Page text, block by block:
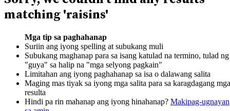
matching 'raisins'
Mga tip sa paghahanap
Suriin ang iyong spelling at subukang muli
Subukang maghanap para sa isang katulad na termino, tulad ng
"guya" sa halip na "mga selyong pagkain"
Limitahan ang iyong paghahanap sa isa o dalawang salita
Maging mas tiyak sa iyong mga salita para sa karagdagang mga
resulta
Hindi pa rin mahanap ang iyong hinahanap? Makipag-ugnayan